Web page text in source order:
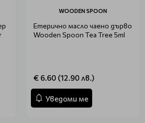
WOODEN SPOON
Етерично масло чаено дърво
Wooden Spoon Tea Tree 5ml
€ 6.60 (12.90 лв.)
Уведоми ме